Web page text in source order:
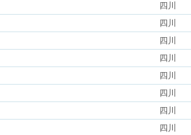
四川
四川
四川
四川
四川
四川
四川
四川